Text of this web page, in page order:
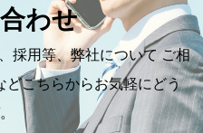
わせ
採用等、弊社について ご相
こちらからお気軽にどう